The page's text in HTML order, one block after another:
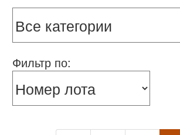
Фильтр по: